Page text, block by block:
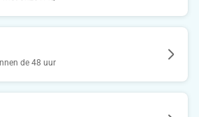
de 48 uur